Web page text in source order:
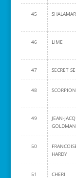
45 SHALAMAR
46 LIME
47 SECRET
48
49
JEAN-
GOLDMAN
50
HARDY
51 CHERI